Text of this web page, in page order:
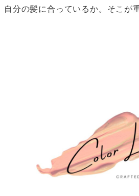
自分の髪に合っているか。そこが